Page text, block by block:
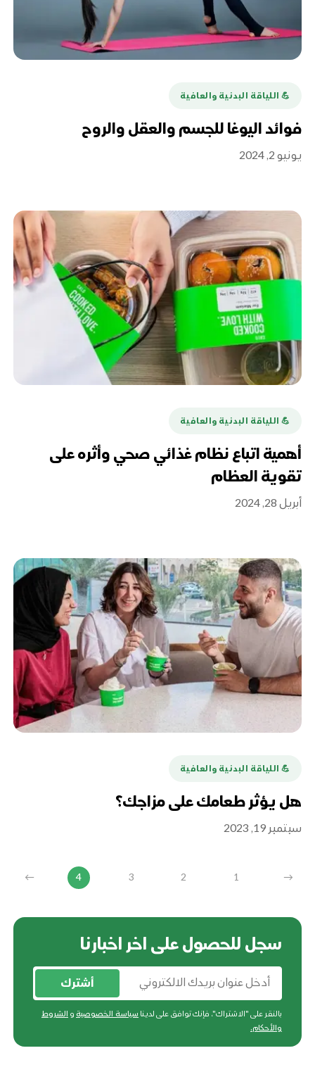
💪️ اللياقة البدنية والعافية
فوائد اليوغا للجسم والعقل والروح
يونيو 2, 2024
💪️ اللياقة البدنية والعافية
أهمية اتباع نظام غذائي صحي وأثره على
تقوية العظام
أبريل 28, 2024
💪️ اللياقة البدنية والعافية
هل يؤثر طعامك على مزاجك؟
سبتمبر 19, 2023
→
1
2
3
4
←
سجل للحصول على اخر اخبارنا
أشترك
بالنقر على "الاشتراك"، فإنك توافق على لدينا سياسة الخصوصية و الشروط
والأحكام.